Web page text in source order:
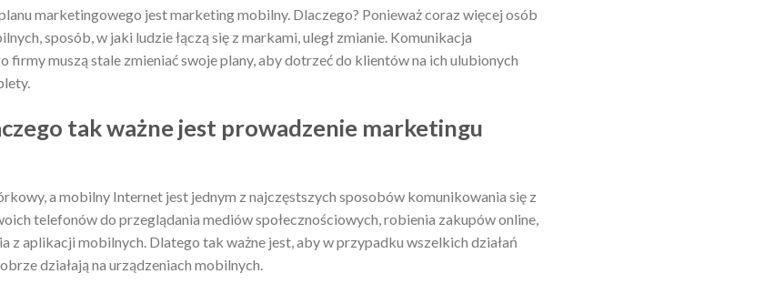
marketingowego jest marketing mobilny. Dlaczego? Ponieważ coraz więcej osób
sposób, w jaki ludzie łączą się z markami, uległ zmianie. Komunikacja
muszą stale zmieniać swoje plany, aby dotrzeć do klientów na ich ulubionych
tak ważne jest prowadzenie marketingu
a mobilny Internet jest jednym z najczęstszych sposobów komunikowania się z
telefonów do przeglądania mediów społecznościowych, robienia zakupów online,
aplikacji mobilnych. Dlatego tak ważne jest, aby w przypadku wszelkich działań
działają na urządzeniach mobilnych.